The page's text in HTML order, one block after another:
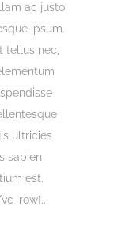
ac justo
ipsum.
tellus nec,
ultricies
sapien
est.